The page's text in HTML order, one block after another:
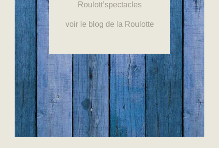
Roulott’spectacl es
voir le blog de la Roulotte